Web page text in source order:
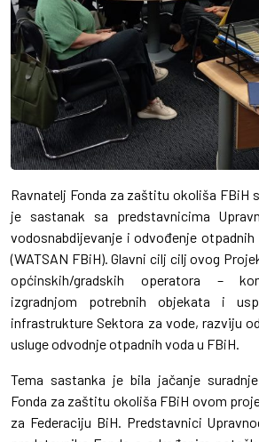
Ravnatelj Fonda za zaštitu okoliša FBiH
je sastanak sa predstavnicima
vodosnabdijevanje i odvođenje otpadnih
(WATSAN FBiH). Glavni cilj cilj ovog
općinskih/gradskih operatora –
izgradnjom potrebnih objekata i
infrastrukture Sektora za vode, razviju
usluge odvodnje otpadnih voda u FBiH.
Tema sastanka je bila jačanje
Fonda za zaštitu okoliša FBiH ovom
za Federaciju BiH. Predstavnici